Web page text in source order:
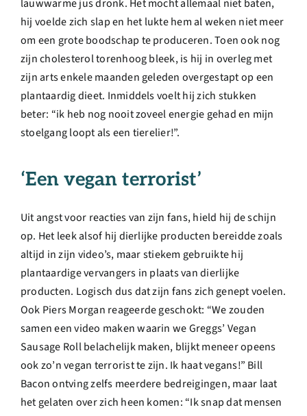
lauwwarme jus dronk. Het mocht allemaal niet baten,
hij voelde zich slap en het lukte hem al weken niet meer
om een grote boodschap te produceren. Toen ook nog
zijn cholesterol torenhoog bleek, is hij in overleg met
zijn arts enkele maanden geleden overgestapt op een
plantaardig dieet. Inmiddels voelt hij zich stukken
beter: “ik heb nog nooit zoveel energie gehad en mijn
stoelgang loopt als een tierelier!”.
‘Een vegan terrorist’
Uit angst voor reacties van zijn fans, hield hij de schijn
op. Het leek alsof hij dierlijke producten bereidde zoals
altijd in zijn video’s, maar stiekem gebruikte hij
plantaardige vervangers in plaats van dierlijke
producten. Logisch dus dat zijn fans zich genept voelen.
Ook Piers Morgan reageerde geschokt: “We zouden
samen een video maken waarin we Greggs’ Vegan
Sausage Roll belachelijk maken, blijkt meneer opeens
ook zo’n vegan terrorist te zijn. Ik haat vegans!” Bill
Bacon ontving zelfs meerdere bedreigingen, maar laat
het gelaten over zich heen komen: “Ik snap dat mensen